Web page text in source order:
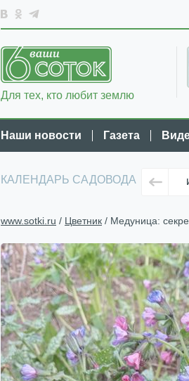
Для тех, кто любит землю
Наши новости Газета
КАЛЕНДАРЬ САДОВОДА
www.sotki.ru / Цветник / Медуница: